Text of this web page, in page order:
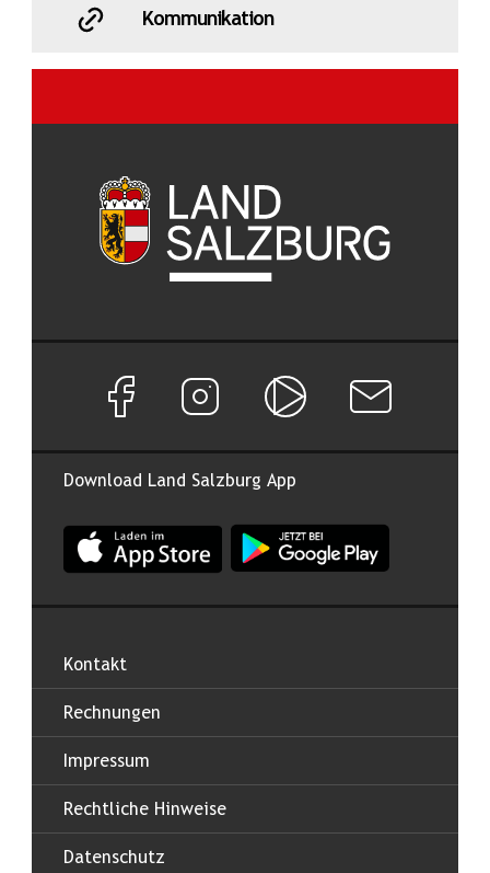
Kommunikation
Download Land Salzburg App
App Land Salzburg im Apple App Store
App Land Salzburg im
Facebook Seite von Land Salzburg
Instagram Seite von Land Salzburg
Salzburg ONNewsletter
Kontakt
Rechnungen
Impressum
Rechtliche Hinweise
Datenschutz